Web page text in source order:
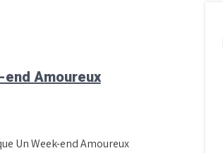
end Amoureux
Un Week-end Amoureux